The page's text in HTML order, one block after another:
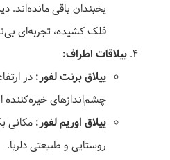
یخبندان باقی
فلک کشیده، تجربه‌ای
ییلاقات اطراف:
ییلاق برنت لفور:در
چشم‌اندازهای خیره‌کننده
ییلاق اوریم لفور: مکانی
روستایی و طبیعتی دلربا.